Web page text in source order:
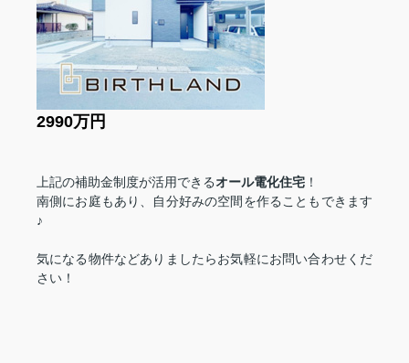
2990万円
上記の補助金制度が活用できるオール電化住宅 ！
南側にお庭もあり、自分好みの空間を作ることもできます
♪
気になる物件などありましたらお気軽にお問い合わせくだ
さい！